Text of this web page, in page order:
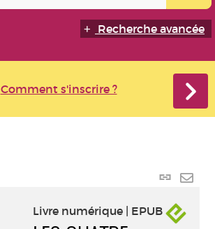
Recherche avancée
Comment s'inscrire ?
Lien
Livre numérique | EPUB